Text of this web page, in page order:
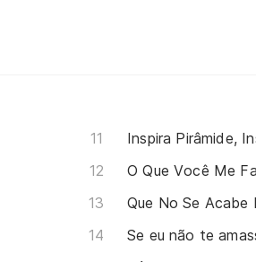
Inspira Pirâmide,
O Que Você Me
Que No Se Acabe
Se eu não te